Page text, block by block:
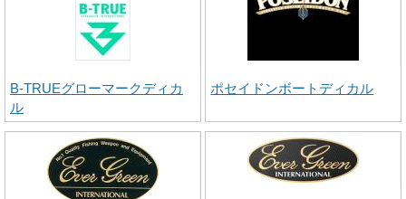
B-TRUEグローマークディカ
ル
ポセイドンボートディカル